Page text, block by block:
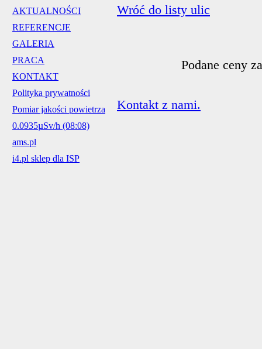
AKTUALNOŚCI
REFERENCJE
GALERIA
PRACA
KONTAKT
Polityka prywatności
Pomiar jakości powietrza
0.0935µSv/h (08:08)
ams.pl
i4.pl sklep dla ISP
Wróć do listy ulic
Podane ceny
Kontakt z nami.